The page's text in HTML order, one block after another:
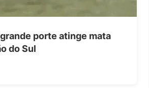
porte atinge mata
do Sul